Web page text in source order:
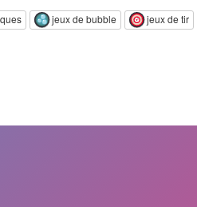
jeux de bubble jeux de tir